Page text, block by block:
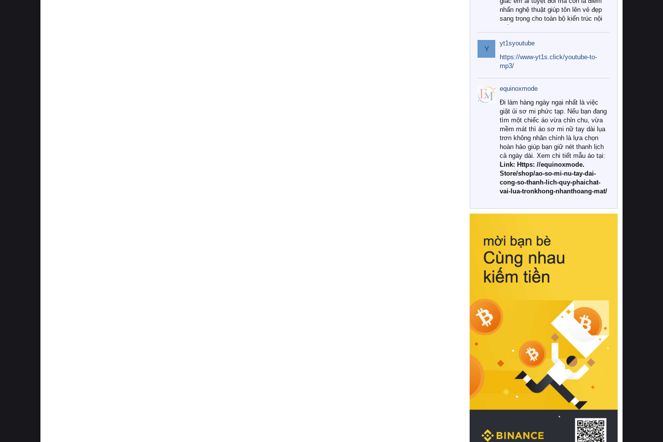
nhấn nghệ thuật giúp tôn lên vẻ đẹp
sang trọng cho toàn bộ kiến trúc nội
Tuy nhiên, giữa thị trường đa dạng
với vô vàn thương hiệu và mẫu mã
như hiện nay, làm thế nào để chọn
được những bộ chăn ga gối đệm cao
cấp thực sự chất lượng, phù hợp với
khí hậu và nhu cầu sử dụng của gia
đình? Hãy cùng chúng tôi đi tìm lời
giải đáp chi tiết qua bài viết dưới đây.
1. Tại sao các gia đình hiện đại lại ưa
chuộng chăn ga gối đệm cao cấp?
Khác với các dòng sản phẩm thông
thường, những bộ chăn ga gối đệm
cao cấp trải qua quy trình sản xuất
nghiêm ngặt từ khâu chọn lọc nguyên
liệu tự nhiên đến công nghệ dệt
nhuộm hiện đại không chứa hóa chất
này, bạn sẽ cảm nhận rõ rệt sự khác
hồi chuẩn xác của phần đệm nâng đỡ
cột sống.
Bên cạnh đó, việc lựa chọn các dòng
sản phẩm đạt chuẩn chất lượng quốc
tế còn giúp ngăn ngừa tình trạng kích
khuẩn và nấm mốc trong điều kiện
thời tiết nóng ẩm. Bạn có thể tìm hiểu
thêm các nghiên cứu khoa học về tác
động của giấc ngủ và môi trường
phòng ngủ đối với sức khỏe con
người tại Sleep Foundation (External
Link) để có cái nhìn toàn diện hơn.
2. Các tiêu chí vàng khi lựa chọn
chăn ga gối đệm cao cấp cho phòng
ngủ
Để sở hữu một bộ chăn ga gối đệm
cao cấp hoàn hảo cả về thẩm mỹ lẫn
công năng, người tiêu dùng cần cân
nhắc kỹ lưỡng các tiêu chí quan trọng
Y
yt1syoutube
https://www-yt1s.click/youtube-to-
mp3/
equinoxmode
Đi làm hàng ngày ngại nhất là việc
giặt ủi sơ mi phức tạp. Nếu bạn đang
tìm một chiếc áo vừa chỉn chu, vừa
mềm mát thì áo sơ mi nữ tay dài lụa
trơn không nhăn chính là lựa chọn
hoàn hảo giúp bạn giữ nét thanh lịch
cả ngày dài. Xem chi tiết mẫu áo tại:
Link: Https: //equinoxmode.
Store/shop/ao-so-mi-nu-tay-dai-
cong-so-thanh-lich-quy-phaichat-
vai-lua-tronkhong-nhanthoang-mat/